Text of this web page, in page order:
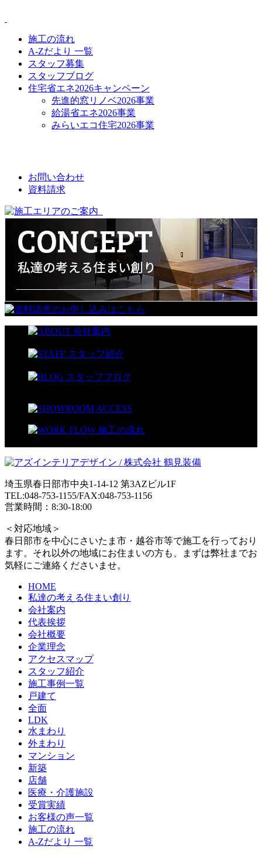
施工の流れ
A-Zだより 一覧
スタッフ募集
スタッフブログ
住宅省エネ2026キャンペーン
先進的窓リノベ2026事業
給湯省エネ2026事業
みらいエコ住宅2026事業
お問い合わせ
資料請求
埼玉県春日部市中央1-14-12 第3AZビル1F
TEL:048-753-1155/FAX:048-753-1156
営業時間：8:30-18:00
＜対応地域＞
春日部市を中心にさいたま市・越谷市等で施工を行っており
ます。それ以外の地域にお住まいの方も、まずは弊社までお
気軽にご連絡くださいませ。
HOME
私達の考える住まい創り
会社案内
代表挨拶
会社概要
企業理念
アクセスマップ
スタッフ紹介
施工事例一覧
戸建て
全面
LDK
水まわり
外まわり
マンション
新築
店舗
医療・介護施設
受賞実績
お客様の声一覧
施工の流れ
A-Zだより 一覧